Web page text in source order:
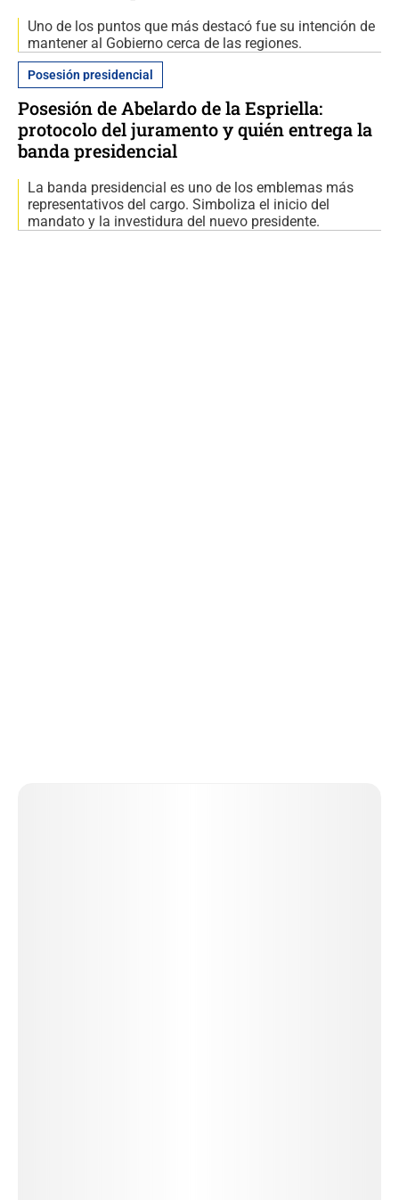
Uno de los puntos que más destacó fue su intención de
mantener al Gobierno cerca de las regiones.
Posesión presidencial
Posesión de Abelardo de la Espriella:
protocolo del juramento y quién entrega la
banda presidencial
La banda presidencial es uno de los emblemas más
representativos del cargo. Simboliza el inicio del
mandato y la investidura del nuevo presidente.